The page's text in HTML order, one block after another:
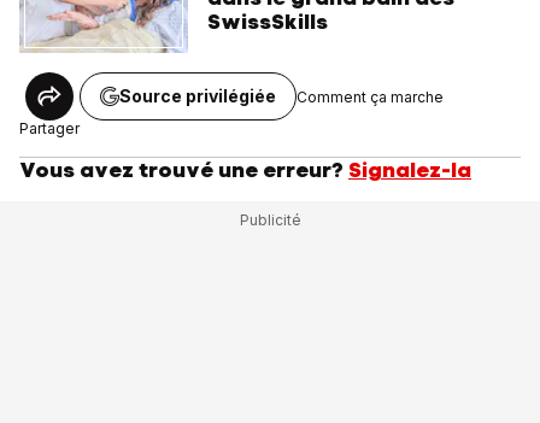
SwissSkills
Partager
Source privilégiée Comment ça marche
Vous avez trouvé une erreur? Signalez-la